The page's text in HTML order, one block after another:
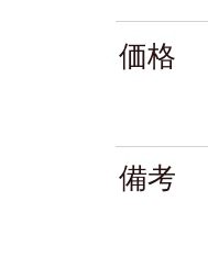
価格
備考